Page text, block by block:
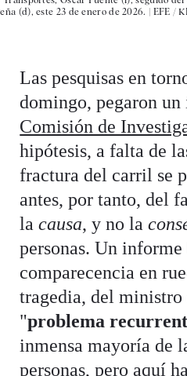
(d), este 23 de enero de 2026. | EFE /
Las pesquisas en
domingo, pegaron
Comisión de
hipótesis, a falta de
fractura del carril se
antes, por tanto, del
lacausa, y no la
personas. Un
comparecencia en
tragedia, del ministro
"problema
inmensa mayoría de
personas, pero aquí